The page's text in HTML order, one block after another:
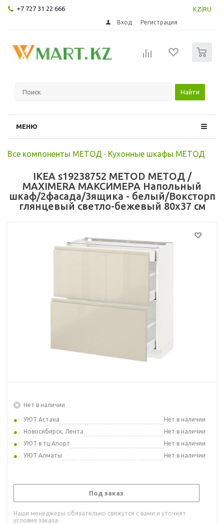
+7 727 31 22 666 KZ RU
Вход Регистрация
Найти
МЕНЮ
Все компоненты МЕТОД - Кухонные шкафы МЕТОД
IKEA s19238752 METOD МЕТОД /
MAXIMERA МАКСИМЕРА Напольный
шкаф/2фасада/3ящика - белый/Воксторп
глянцевый светло-бежевый 80x37 см
Нет в наличии
УЮТ Астана
Нет в наличии
Новосибирск, Лента
Нет в наличии
УЮТ в тц Апорт
Нет в наличии
УЮТ Алматы
Нет в наличии
Под заказ
Наши менеджеры обязательно свяжутся с вами и уточнят
условия заказа